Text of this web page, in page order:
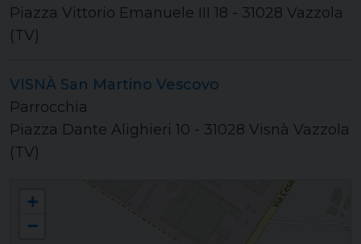
Piazza Vittorio Emanuele III 18 - 31028 Vazzola
(TV)
VISNÀ San Martino Vescovo
Parrocchia
Piazza Dante Alighieri 10 - 31028 Visnà Vazzola
(TV)
Unità Pastorale "Vazzola-San Polo"
+
−